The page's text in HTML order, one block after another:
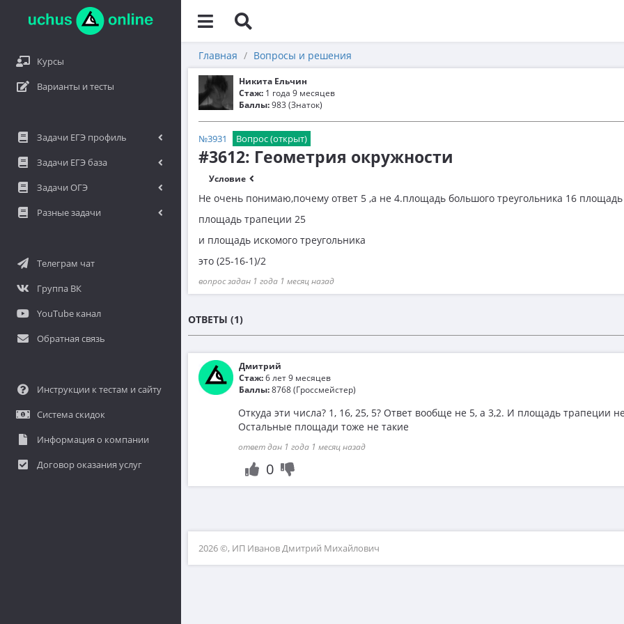
Курсы
Варианты и тесты
Задачи ЕГЭ профиль
Задачи ЕГЭ база
Задачи ОГЭ
Разные задачи
Телеграм чат
Группа ВК
YouTube канал
Обратная связь
Инструкции к тестам и сайту
Система скидок
Информация о компании
Договор оказания услуг
Главная Вопросы и решения
Никита Ельчин
Стаж: 1 года 9 месяцев
Баллы:983 (Знаток)
№3931 Вопрос (открыт)
#3612: Геометрия окружности
Условие
Не очень понимаю,почему ответ 5 ,а не 4.площадь большого треугольника 16 площадь
площадь трапеции 25
и площадь искомого треугольника
это (25-16-1)/2
вопрос задан 1 года 1 месяц назад
ОТВЕТЫ (1)
Дмитрий
Стаж:6 лет 9 месяцев
Баллы:8768 (Гроссмейстер)
Откуда эти числа? 1, 16, 25, 5? Ответ вообще не 5, а 3,2. И площадь трапеции
Остальные площади тоже не такие
ответ дан 1 года 1 месяц назад
0
2026 ©, ИП Иванов Дмитрий Михайлович